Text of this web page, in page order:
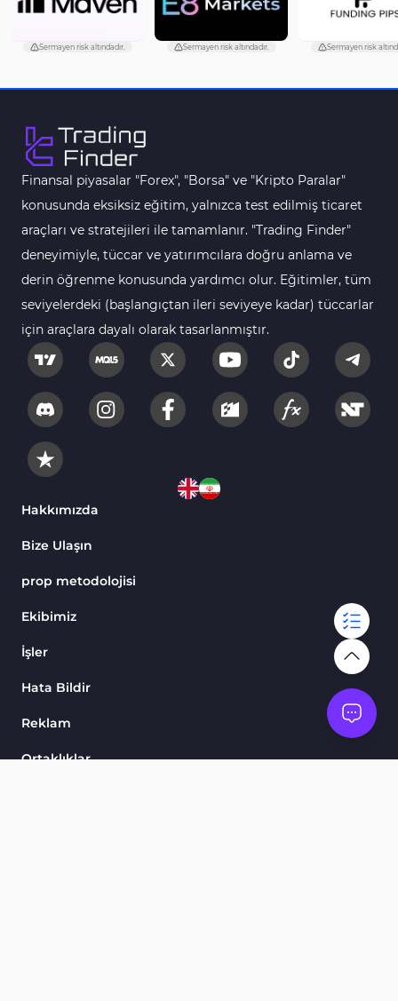
Sermayen risk altındadır. Sermayen risk altındadır. Sermayen risk
Finansal piyasalar "Forex", "Borsa" ve "Kripto Paralar"
konusunda eksiksiz eğitim, yalnızca test edilmiş ticaret
araçları ve stratejileri ile tamamlanır. "Trading Finder"
deneyimiyle, tüccar ve yatırımcılara doğru anlama ve
derin öğrenme konusunda yardımcı olur. Eğitimler, tüm
seviyelerdeki (başlangıçtan ileri seviyeye kadar) tüccarlar
için araçlara dayalı olarak tasarlanmıştır.
Hakkımızda
Bize Ulaşın
prop metodolojisi
Ekibimiz
İşler
Hata Bildir
Reklam
Ortaklıklar